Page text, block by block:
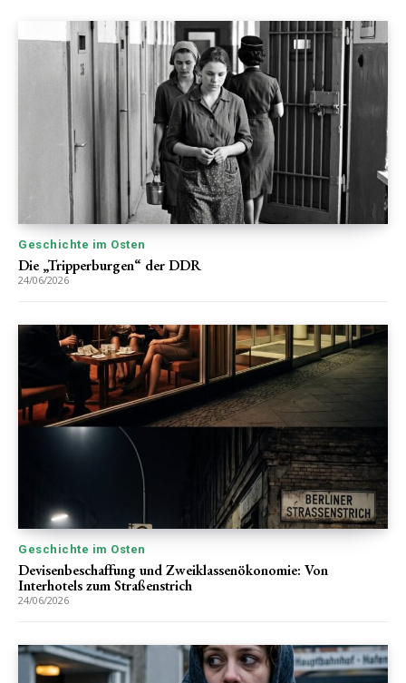
Geschichte im Osten
Die „Tripperburgen“ der DDR
24/06/2026
Geschichte im Osten
Devisenbeschaffung und Zweiklassenökonomie: Von
Interhotels zum Straßenstrich
24/06/2026